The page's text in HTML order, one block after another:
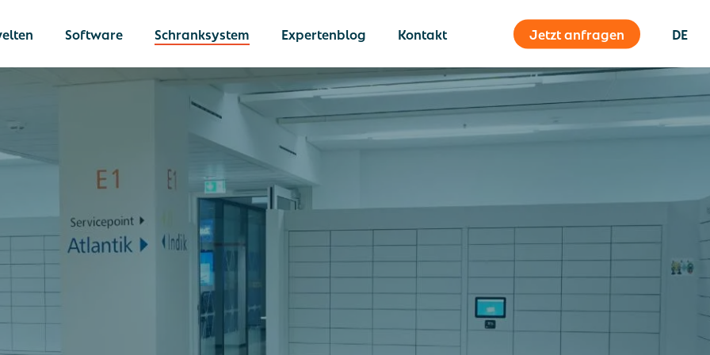
von Dokumenten &
Schließfächer
IT-Geräte
Netlocker
Die umfassende
Lösung für
betriebliche Inhouse-
Inhouse-Logistik
Disposition & Tourplanung
Postzustellung
Post abholen
Trace
Software Schranksystem Expertenblog Kontakt Jetzt anfragen DE